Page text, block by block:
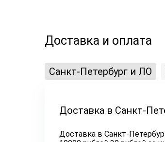
Доставка и оплата
Санкт-Петербург и ЛО
Доставка в Санкт-
Доставка в Санкт-